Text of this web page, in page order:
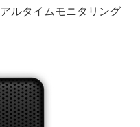
ルタイムモニタリング